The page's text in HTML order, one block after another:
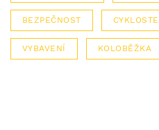
BEZPEČNOST
VYBAVENÍ KOLOBĚŽKA